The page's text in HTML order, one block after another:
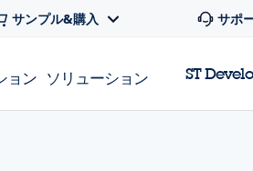
サンプル&購入 サポ
ョン ソリューション ST